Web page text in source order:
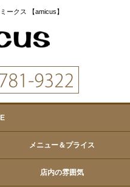
ークス 【amicus】
メニュー＆プライス
店内の雰囲気